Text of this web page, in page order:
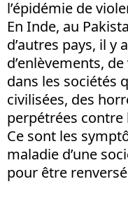
l’épidémie de
En Inde, au
d’autres pays, il y
d’enlèvements,
dans les sociétés
civilisées, des
perpétrées contre
Ce sont les
maladie d’une
pour être